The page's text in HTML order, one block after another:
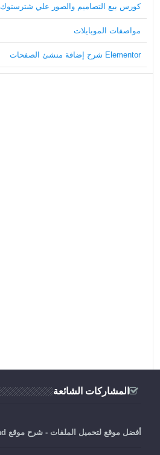
كورس بيع التصاميم والصور علي شترستوك
مواصفات الموبايلات
Elementor شرح إضافة منشئ الصفحات
المشاركات الشائعة
أفضل موقع لتحميل الملفات - شرح موقع mega4upload